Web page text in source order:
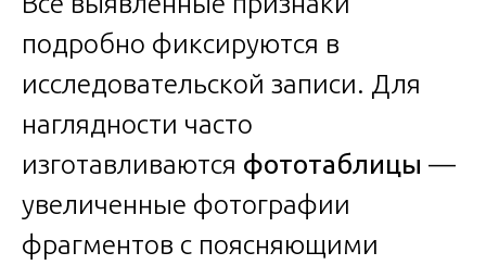
подробно фиксируются в
исследовательской записи. Для
наглядности часто
изготавливаются фототаблицы —
увеличенные фотографии
фрагментов с поясняющими